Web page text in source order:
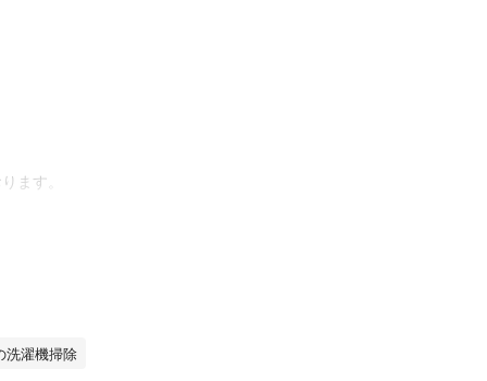
ます。
にも瞬時に
洗濯機掃除